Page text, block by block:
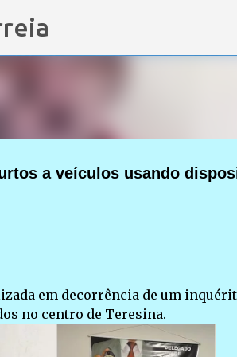
a veículos usando
em decorrência de um
no centro de Teresina.